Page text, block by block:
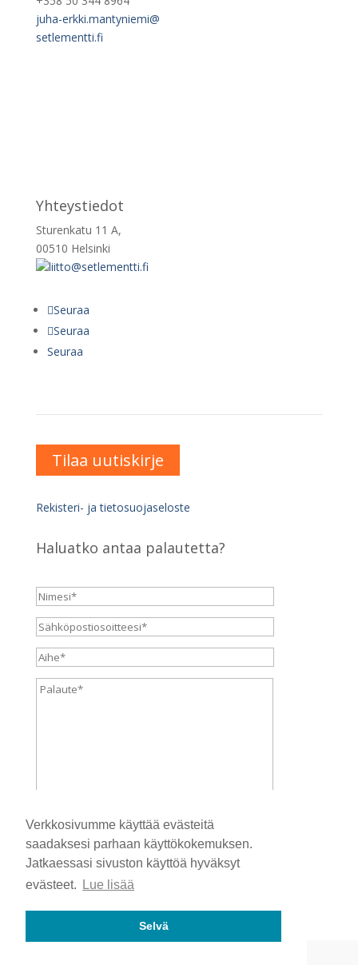
Verkkosivumme käyttää evästeitä
saadaksesi parhaan käyttökokemuksen.
Jatkaessasi sivuston käyttöä hyväksyt
evästeet.
Lue lisää
Selvä
juha-erkki.mantyniemi@
setlementti.fi
Yhteystiedot
Sturenkatu 11 A,
00510 Helsinki
liitto@setlementti.fi
Seuraa
Seuraa
Seuraa
Tilaa uutiskirje
Rekisteri- ja tietosuojaseloste
Haluatko antaa palautetta?